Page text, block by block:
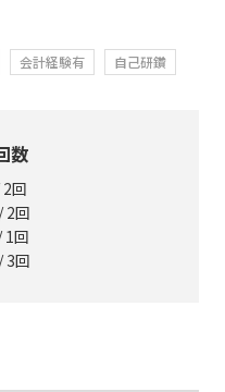
会計経験有 自己研鑽
数
回
2回
1回
3回